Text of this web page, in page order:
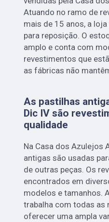
Atuando no ramo de
mais de 15 anos, a
para reposição. O
amplo e conta com
revestimentos que
as fábricas não
As pastilhas
Dic IV são
qualidade
Na Casa dos Azulejos
antigas são usadas
de outras peças. Os
encontrados em
modelos e tamanhos.
trabalha com todas as
oferecer uma ampla